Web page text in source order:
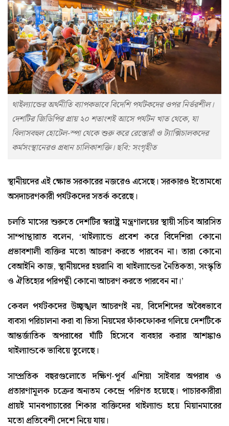
থাইল্যান্ডের অর্থনীতি ব্যাপকভাবে বিদেশি পর্যটকদের ওপর নির্ভরশীল।
দেশটির জিডিপির প্রায় ২০ শতাংশই আসে পর্যটন খাত থেকে, যা
বিলাসবহুল হোটেল-স্পা থেকে শুরু করে রেস্তোরাঁ ও ট্যাক্সিচালকদের
কর্মসংস্থানেরও প্রধান চালিকাশক্তি। ছবি: সংগৃহীত
স্থানীয়দের এই ক্ষোভ সরকারের নজরেও এসেছে। সরকারও ইতোমধ্যে
অসদাচরণকারী পর্যটকদের সতর্ক করেছে।
চলতি মাসের শুরুতে দেশটির স্বরাষ্ট্র মন্ত্রণালয়ের স্থায়ী সচিব আরসিত
সাম্পান্থারাত বলেন, ‘থাইল্যান্ডে প্রবেশ করে বিদেশিরা কোনো
প্রভাবশালী ব্যক্তির মতো আচরণ করতে পারবেন না। তারা কোনো
বেআইনি কাজ, স্থানীয়দের হয়রানি বা থাইল্যান্ডের নৈতিকতা, সংস্কৃতি
ও ঐতিহ্যের পরিপন্থী কোনো আচরণ করতে পারবেন না।’
কেবল পর্যটকদের উচ্ছৃঙ্খল আচরণই নয়, বিদেশিদের অবৈধভাবে
ব্যবসা পরিচালনা করা বা ভিসা নিয়মের ফাঁকফোকর গলিয়ে দেশটিকে
আন্তর্জাতিক অপরাধের ঘাঁটি হিসেবে ব্যবহার করার আশঙ্কাও
থাইল্যান্ডকে ভাবিয়ে তুলেছে।
সাম্প্রতিক বছরগুলোতে দক্ষিণ-পূর্ব এশিয়া সাইবার অপরাধ ও
প্রতারণামূলক চক্রের অন্যতম কেন্দ্রে পরিণত হয়েছে। পাচারকারীরা
প্রায়ই মানবপাচারের শিকার ব্যক্তিদের থাইল্যান্ড হয়ে মিয়ানমারের
মতো প্রতিবেশী দেশে নিয়ে যায়।